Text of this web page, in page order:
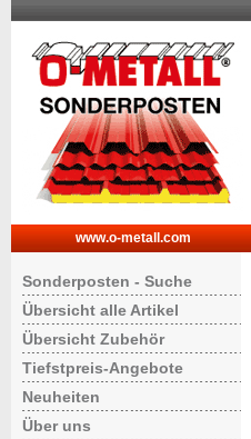
www.o-metall.com
Sonderposten - Suche
Übersicht alle Artikel
Übersicht Zubehör
Tiefstpreis-Angebote
Neuheiten
Über uns